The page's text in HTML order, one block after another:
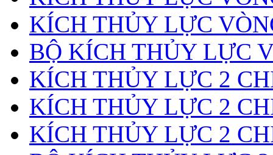
KÍCH THỦY LỰC
BỘ KÍCH THỦY LỰC
KÍCH THỦY LỰC 2
KÍCH THỦY LỰC 2
KÍCH THỦY LỰC 2